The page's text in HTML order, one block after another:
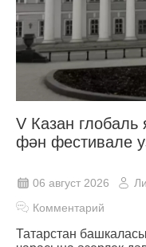
V Казан
фән фестивале
06 август 2026
Комментарий
Татарстан